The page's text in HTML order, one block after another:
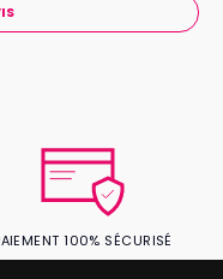
100% SÉCURISÉ